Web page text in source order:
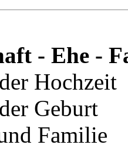
- Ehe -
Hochzeit
Geburt
Familie